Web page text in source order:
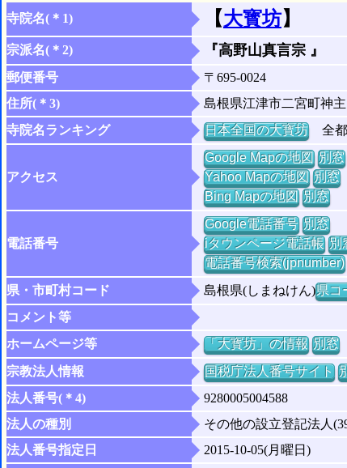
寺院名(＊1) 【大寳坊】
宗派名(＊2) 『高野山真言宗 』
郵便番号
〒695-0024
住所(＊3)
島根県江津市二宮町神
寺院名ランキング
日本全国の大寳坊全都
アクセス
Google Mapの地図 別窓
Yahoo Mapの地図 別窓
Bing Mapの地図 別窓
電話番号
Google電話番号 別窓
iタウンページ電話帳 別
電話番号検索(jpnumber)
県・市町村コード
島根県(しまねけん)県コ
コメント等
ホームページ等
「大寳坊」の情報 別窓
宗教法人情報
国税庁法人番号サイト
法人番号(＊4)
9280005004588
法人の種別
その他の設立登記法人
法人番号指定日
2015-10-05(月曜日)